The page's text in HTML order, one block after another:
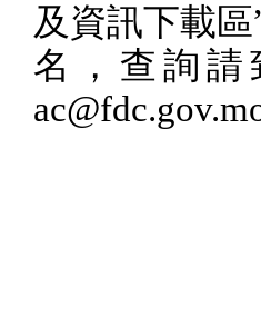
及資訊下載
名，查詢請